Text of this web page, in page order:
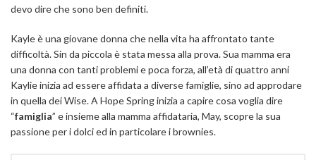
devo dire che sono ben definiti.
Kayle è una giovane donna che nella vita ha affrontato tante
difficoltà. Sin da piccola è stata messa alla prova. Sua mamma era
una donna con tanti problemi e poca forza, all’età di quattro anni
Kaylie inizia ad essere affidata a diverse famiglie, sino ad approdare
in quella dei Wise. A Hope Spring inizia a capire cosa voglia dire
“famiglia” e insieme alla mamma affidataria, May, scopre la sua
passione per i dolci ed in particolare i brownies.